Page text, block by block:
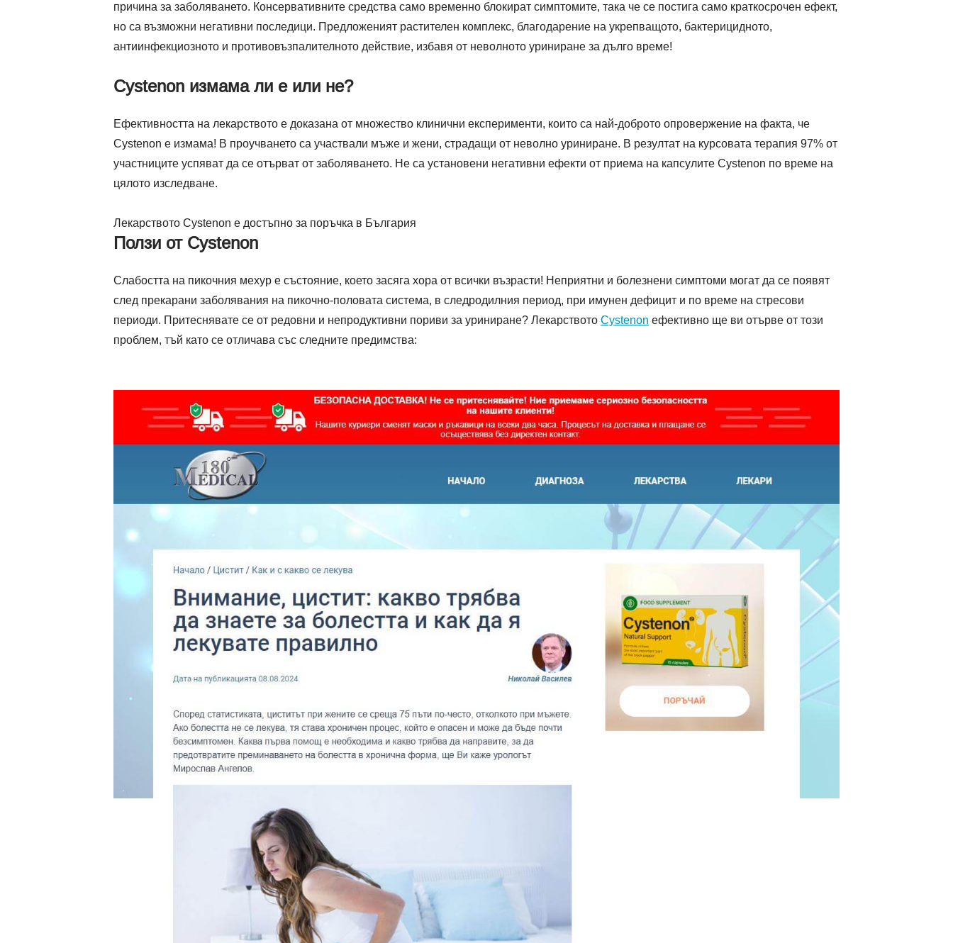
причина за заболяването. Консервативните средства само временно блокират симптомите, така че се постига само краткосрочен ефект,
но са възможни негативни последици. Предложеният растителен комплекс, благодарение на укрепващото, бактерицидното,
антиинфекциозното и противовъзпалителното действие, избавя от неволното уриниране за дълго време!
Cystenon измама ли е или не?
Ефективността на лекарството е доказана от множество клинични експерименти, които са най-доброто опровержение на факта, че
Cystenon е измама! В проучването са участвали мъже и жени, страдащи от неволно уриниране. В резултат на курсовата терапия 97% от
участниците успяват да се отърват от заболяването. Не са установени негативни ефекти от приема на капсулите Cystenon по време на
цялото изследване.
Лекарството Cystenon е достъпно за поръчка в България
Ползи от Cystenon
Слабостта на пикочния мехур е състояние, което засяга хора от всички възрасти! Неприятни и болезнени симптоми могат да се появят
след прекарани заболявания на пикочно-половата система, в следродилния период, при имунен дефицит и по време на стресови
периоди. Притеснявате се от редовни и непродуктивни пориви за уриниране? Лекарството Cystenon ефективно ще ви отърве от този
проблем, тъй като се отличава със следните предимства: